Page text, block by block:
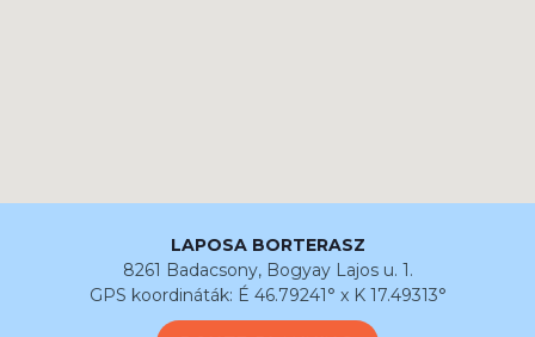
LAPOSA BORTERASZ
8261 Badacsony, Bogyay Lajos u. 1.
GPS koordináták: É 46.79241° x K 17.49313°